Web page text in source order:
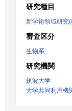
研究種目
新学術領域研究
審査区分
生物系
研究機関
筑波大学
大学共同利用機